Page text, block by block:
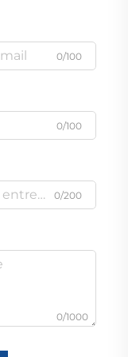
0/100
0/100
0/200
0/1000